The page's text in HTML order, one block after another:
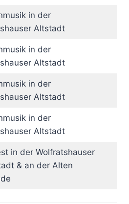
in der
Altstadt
in der
Altstadt
in der
Altstadt
in der
Altstadt
in der Wolfratshauser
& an der Alten